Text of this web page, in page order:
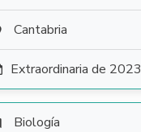
Cantabria
Extraordinaria de 2023
Biología